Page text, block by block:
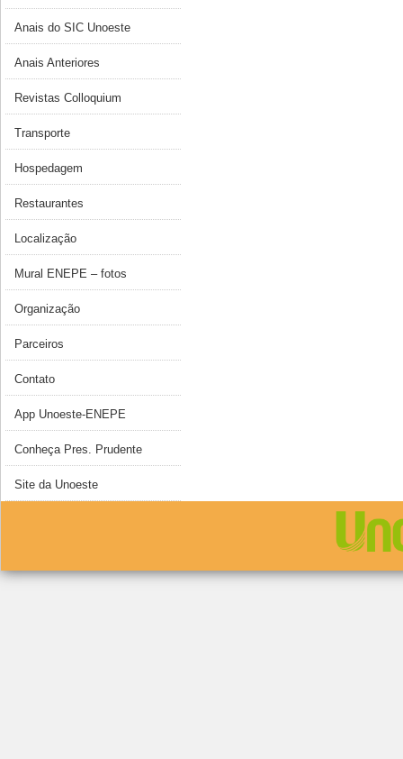
Anais do SIC Unoeste
Anais Anteriores
Revistas Colloquium
Transporte
Hospedagem
Restaurantes
Localização
Mural ENEPE – fotos
Organização
Parceiros
Contato
App Unoeste-ENEPE
Conheça Pres. Prudente
Site da Unoeste